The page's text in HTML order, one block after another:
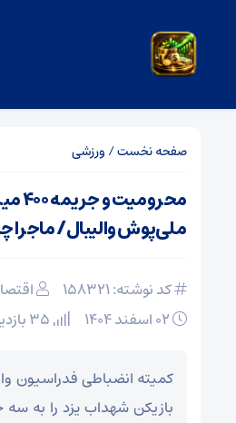
صفحه نخست/ ورزشی
ملی‌پوش والیبال/
کد نوشته: 158321
کمیته انضباطی فدراسیون
بازیکن شهداب یزد را به